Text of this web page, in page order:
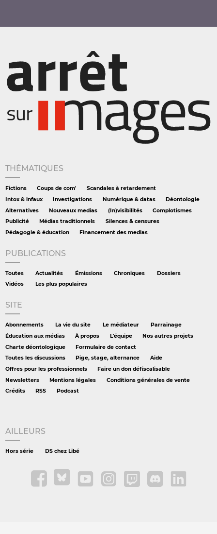
THÉMATIQUES
Fictions Coups de com'
Scandales à retardement
Intox & infaux
Investigations Numérique & datas
Déontologie
Alternatives
Nouveaux medias (In)visibilités
Complotismes
Publicité
Médias traditionnels
Silences & censures
Pédagogie & éducation
Financement des medias
PUBLICATIONS
Toutes Actualités Émissions Chroniques
Dossiers
Vidéos
Les plus populaires
SITE
Abonnements La vie du site Le médiateur
Parrainage
Éducation aux médias
À propos L'équipe
Nos autres projets
Charte déontologique
Formulaire de contact
Toutes les discussions
Pige, stage, alternance
Aide
Offres pour les professionnels
Faire un don défiscalisable
Newsletters
Mentions légales
Conditions générales de vente
Crédits
RSS Podcast
AILLEURS
Hors série DS chez Libé